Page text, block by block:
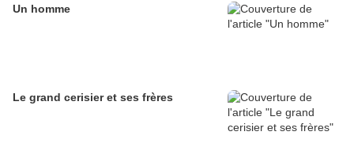
Un homme
Le grand cerisier et ses frères